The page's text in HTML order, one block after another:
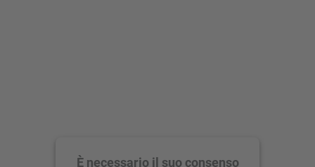
È necessario il suo consenso